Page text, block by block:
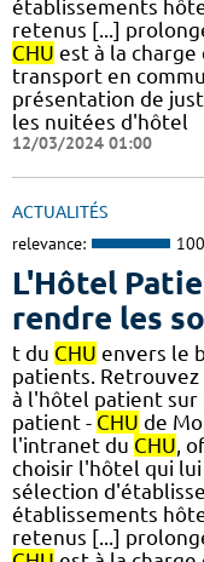
établissements
retenus [...]
CHU est à la
transport en
présentation de
les nuitées d'hôtel
12/03/2024 01:00
ACTUALITÉS
relevance:
L'Hôtel
rendre les
t du CHU envers le
patients.
à l'hôtel patient sur
patient - CHU de
l'intranet du CHU,
choisir l'hôtel qui
sélection
établissements
retenus [...]